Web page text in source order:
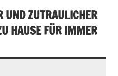
ZUTRAULICHER
HAUSE FÜR IMMER